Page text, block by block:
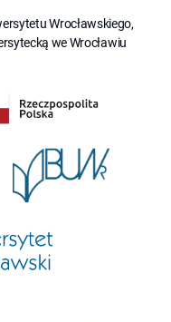
Wrocławskiego,
we Wrocławiu